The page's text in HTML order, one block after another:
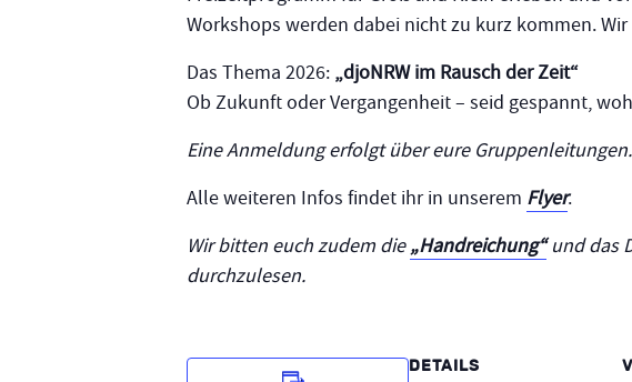
Workshops werden dabei nicht zu kurz kommen.
Das Thema 2026: „djoNRW im Rausch der Zeit“
Ob Zukunft oder Vergangenheit – seid gespannt,
Eine Anmeldung erfolgt über eure Gruppenleitungen.
Alle weiteren Infos findet ihr in unserem Flyer.
Wir bitten euch zudem die„Handreichung“und das
durchzulesen.
DETAILS